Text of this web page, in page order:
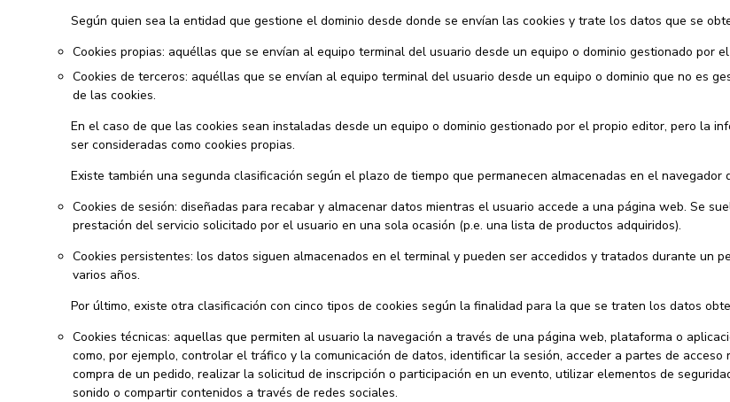
Según quien sea la entidad que gestione el dominio desde donde se envían las cookies y trate los datos que se
Cookies propias: aquéllas que se envían al equipo terminal del usuario desde un equipo o dominio gestionado
Cookies de terceros: aquéllas que se envían al equipo terminal del usuario desde un equipo o dominio que no es
de las cookies.
En el caso de que las cookies sean instaladas desde un equipo o dominio gestionado por el propio editor, pero la
ser consideradas como cookies propias.
Existe también una segunda clasificación según el plazo de tiempo que permanecen almacenadas en el
Cookies de sesión: diseñadas para recabar y almacenar datos mientras el usuario accede a una página web. Se
prestación del servicio solicitado por el usuario en una sola ocasión (p.e. una lista de productos adquiridos).
Cookies persistentes: los datos siguen almacenados en el terminal y pueden ser accedidos y tratados durante un
varios años.
Por último, existe otra clasificación con cinco tipos de cookies según la finalidad para la que se traten los datos
Cookies técnicas: aquellas que permiten al usuario la navegación a través de una página web, plataforma o
como, por ejemplo, controlar el tráfico y la comunicación de datos, identificar la sesión, acceder a partes de
compra de un pedido, realizar la solicitud de inscripción o participación en un evento, utilizar elementos de
sonido o compartir contenidos a través de redes sociales.